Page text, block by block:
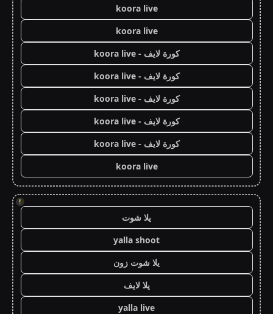
koora live
koora live
كورة لايف - koora live
كورة لايف - koora live
كورة لايف - koora live
كورة لايف - koora live
كورة لايف - koora live
koora live
!
يلا شوت
yalla shoot
يلا شوت زون
يلا لايف
yalla live